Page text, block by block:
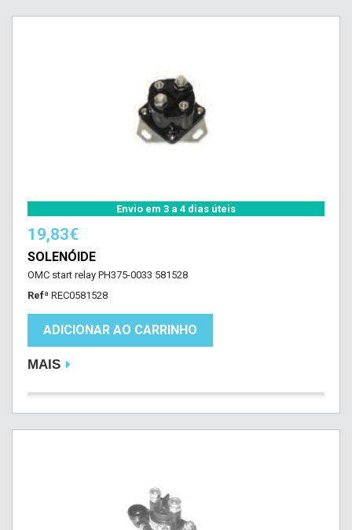
Envio em 3 a 4 dias úteis
19,83€
SOLENÓIDE
OMC start relay PH375-0033 581528
Refª REC0581528
ADICIONAR AO CARRINHO
MAIS